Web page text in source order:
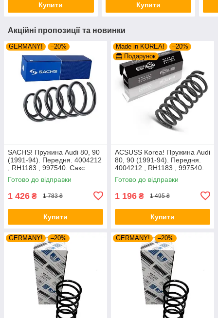
Купити Купити
Акційні пропозиції та новинки
GERMANY! –20%
SACHS! Пружина Audi 80, 90
(1991-94). Передня. 4004212
, RH1183 , 997540. Сакс
Готово до відправки
1 426 ₴ 1 783 ₴
Купити
Made in KOREA!
–20%
Подарунок
ACSUSS Korea! Пружина Audi
80, 90 (1991-94). Передня.
4004212 , RH1183 , 997540.
Аксусс Корея
Готово до відправки
1 196 ₴ 1 495 ₴
Купити
GERMANY! –20% GERMANY! –20%